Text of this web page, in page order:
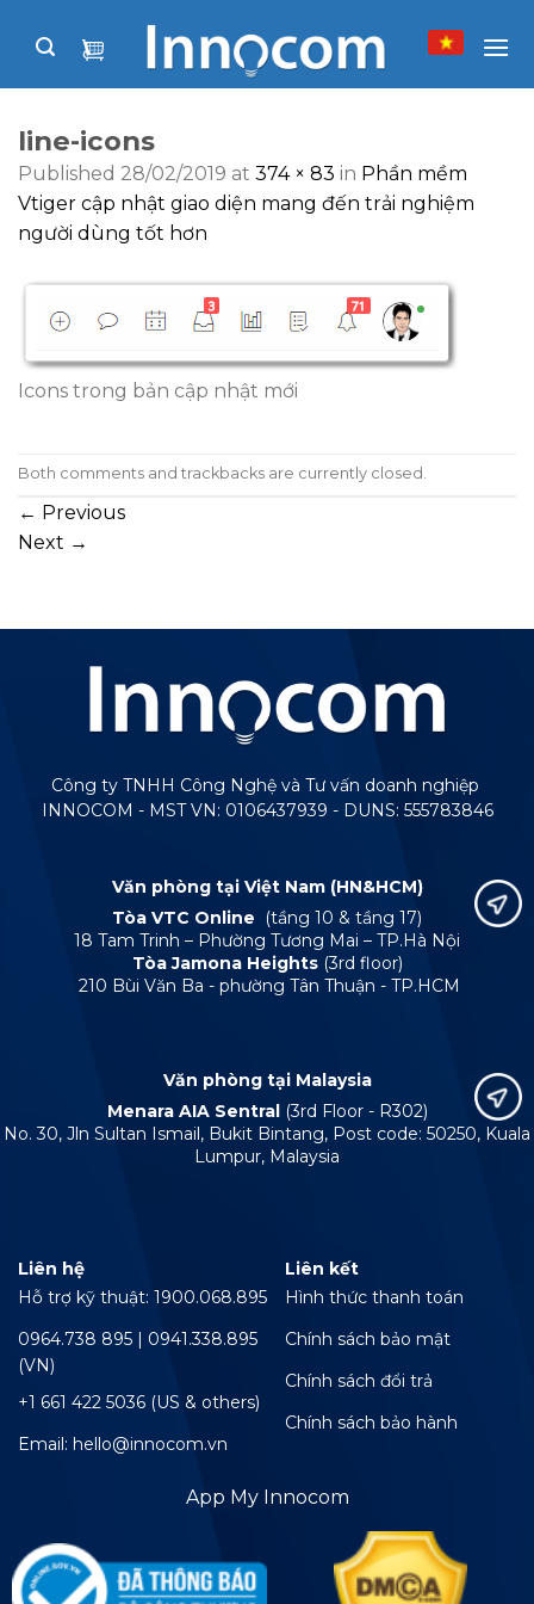
line-icons
Published 28/02/2019 at 374 × 83 in Phần mềm
Vtiger cập nhật giao diện mang đến trải nghiệm
người dùng tốt hơn
Icons trong bản cập nhật mới
Both comments and trackbacks are currently closed.
← Previous
Next →
Công ty TNHH Công Nghệ và Tư vấn doanh nghiệp
INNOCOM - MST VN: 0106437939 - DUNS: 555783846
Văn phòng tại Việt Nam (HN&HCM)
Tòa VTC Online
(tầng 10 & tầng 17)
18 Tam Trinh – Phường Tương Mai – TP.Hà Nội
Tòa Jamona Heights (3rd floor)
210 Bùi Văn Ba - phường Tân Thuận - TP.HCM
Văn phòng tại Malaysia
Menara AIA Sentral (3rd Floor - R302)
No. 30, Jln Sultan Ismail, Bukit Bintang, Post code: 50250, Kuala
Lumpur, Malaysia
Liên hệ
Hỗ trợ kỹ thuật: 1900.068.895
0964.738 895 | 0941.338.895
(VN)
+1 661 422 5036 (US & others)
Email: hello@innocom.vn
Liên kết
Hình thức thanh toán
Chính sách bảo mật
Chính sách đổi trả
Chính sách bảo hành
App My Innocom